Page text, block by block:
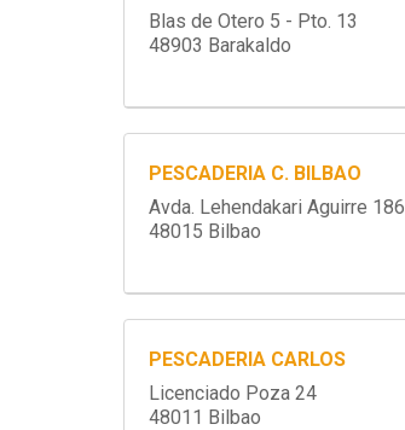
Blas de Otero 5 - Pto. 13
48903 Barakaldo
PESCADERIA C. BILBAO
Avda. Lehendakari Aguirre 186
48015 Bilbao
PESCADERIA CARLOS
Licenciado Poza 24
48011 Bilbao